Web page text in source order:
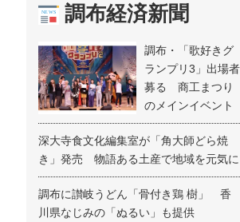
調布経済新聞
調布・「歌好きグ
ランプリ3」出場者
募る 商工まつり
のメインイベント
深大寺食文化編集室が「角大師どら焼
き」発売 物語ある土産で地域を元気に
調布に讃岐うどん「骨付き鶏 樹」 香
川県なじみの「ぬるい」も提供